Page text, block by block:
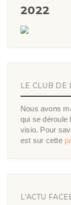
2022
LE CLUB DE
Nous avons
qui se déroule
visio. Pour
est sur cette
L'ACTU